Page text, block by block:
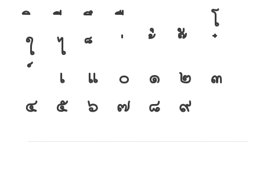
โ
ใ
ไ
เ
แ ๐ ๑ ๒
๓
๔
๕ ๖ ๗ ๘ ๙